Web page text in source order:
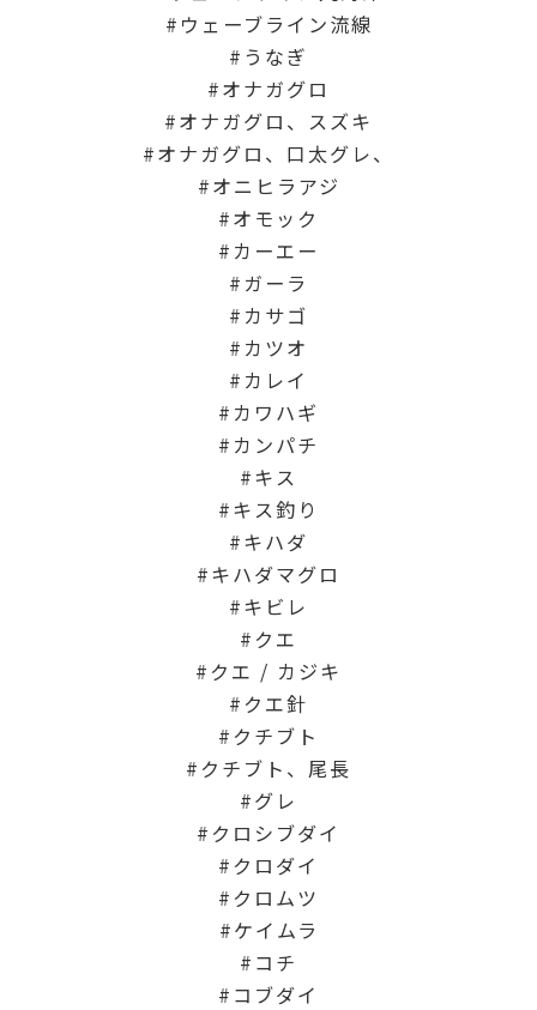
ウェーブライン流線
うなぎ
オナガグロ
オナガグロ、スズキ
オナガグロ、口太グレ、
オニヒラアジ
オモック
カーエー
ガーラ
カサゴ
カツオ
カレイ
カワハギ
カンパチ
キス
キス釣り
キハダ
キハダマグロ
キビレ
クエ
クエ / カジキ
クエ針
クチブト
クチブト、尾長
グレ
クロシブダイ
クロダイ
クロムツ
ケイムラ
コチ
コブダイ